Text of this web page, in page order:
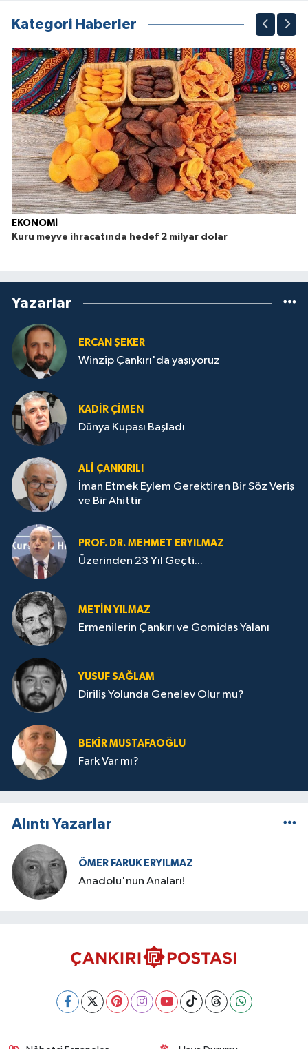
Kategori Haberler
EKONOMİ
Kuru meyve ihracatında hedef 2 milyar dolar
Yazarlar
ERCAN ŞEKER
Winzip Çankırı'da yaşıyoruz
KADIR ÇIMEN
Dünya Kupası Başladı
ALI ÇANKIRILI
İman Etmek Eylem Gerektiren Bir Söz Veriş
ve Bir Ahittir
PROF. DR. MEHMET ERYILMAZ
Üzerinden 23 Yıl Geçti...
METIN YILMAZ
Ermenilerin Çankırı ve Gomidas Yalanı
YUSUF SAĞLAM
Diriliş Yolunda Genelev Olur mu?
BEKIR MUSTAFAOĞLU
Fark Var mı?
Alıntı Yazarlar
ÖMER FARUK ERYILMAZ
Anadolu'nun Anaları!